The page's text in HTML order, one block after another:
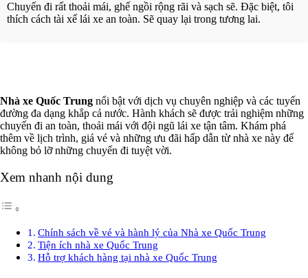
Chuyến đi rất thoải mái, ghế ngồi rộng rãi và sạch sẽ. Đặc biệt, tôi
thích cách tài xế lái xe an toàn. Sẽ quay lại trong tương lai.
Nhà xe Quốc Trung nổi bật với dịch vụ chuyên nghiệp và các tuyến
đường đa dạng khắp cả nước. Hành khách sẽ được trải nghiệm những
chuyến đi an toàn, thoải mái với đội ngũ lái xe tận tâm. Khám phá
thêm về lịch trình, giá vé và những ưu đãi hấp dẫn từ nhà xe này để
không bỏ lỡ những chuyến đi tuyệt vời.
Xem nhanh nội dung
Chính sách về vé và hành lý của Nhà xe Quốc Trung
Tiện ích nhà xe Quốc Trung
Hỗ trợ khách hàng tại nhà xe Quốc Trung